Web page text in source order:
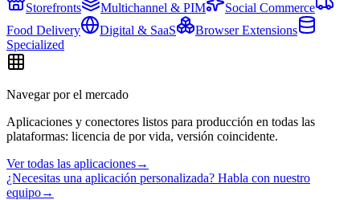
Storefronts
Multichannel & PIM
Social Commerce
Food Delivery
Digital & SaaS
Browser Extensions
Specialized
Navegar por el mercado
Aplicaciones y conectores listos para producción en todas las
plataformas: licencia de por vida, versión coincidente.
Ver todas las aplicaciones→
¿Necesitas una aplicación personalizada? Habla con nuestro
equipo→